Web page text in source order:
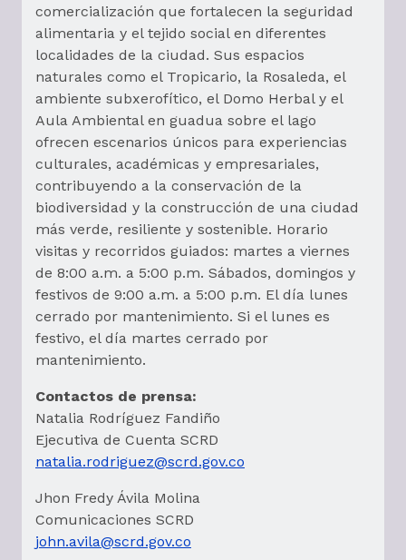
comercialización que fortalecen la seguridad
alimentaria y el tejido social en diferentes
localidades de la ciudad. Sus espacios
naturales como el Tropicario, la Rosaleda, el
ambiente subxerofítico, el Domo Herbal y el
Aula Ambiental en guadua sobre el lago
ofrecen escenarios únicos para experiencias
culturales, académicas y empresariales,
contribuyendo a la conservación de la
biodiversidad y la construcción de una ciudad
más verde, resiliente y sostenible. Horario
visitas y recorridos guiados: martes a viernes
de 8:00 a.m. a 5:00 p.m. Sábados, domingos y
festivos de 9:00 a.m. a 5:00 p.m. El día lunes
cerrado por mantenimiento. Si el lunes es
festivo, el día martes cerrado por
mantenimiento.
Contactos de prensa:
Natalia Rodríguez Fandiño
Ejecutiva de Cuenta SCRD
natalia.rodriguez@scrd.gov.co
Jhon Fredy Ávila Molina
Comunicaciones SCRD
john.avila@scrd.gov.co